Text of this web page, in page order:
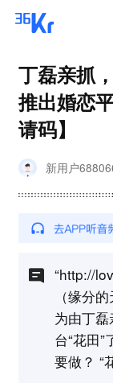
丁磊亲抓
推出婚恋
请码】
新用户
“http://
（缘分
为由丁
台“花田
要做？ “